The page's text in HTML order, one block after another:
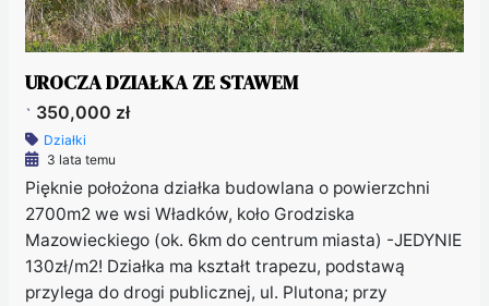
UROCZA DZIAŁKA ZE STAWEM
` 350,000 zł
Działki
3 lata temu
Pięknie położona działka budowlana o powierzchni
2700m2 we wsi Władków, koło Grodziska
Mazowieckiego (ok. 6km do centrum miasta) -JEDYNIE
130zł/m2! Działka ma kształt trapezu, podstawą
przylega do drogi publicznej, ul. Plutona; przy